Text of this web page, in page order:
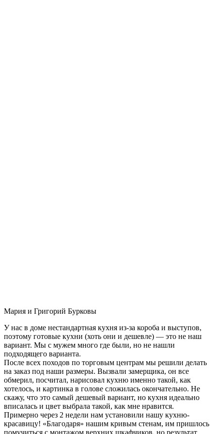
Мария и Григорий Бурковы
У нас в доме нестандартная кухня из-за короба и выступов,
поэтому готовые кухни (хоть они и дешевле) — это не наш
вариант. Мы с мужем много где были, но не нашли
подходящего варианта.
После всех походов по торговым центрам мы решили делать
на заказ под наши размеры. Вызвали замерщика, он все
обмерил, посчитал, нарисовал кухню именно такой, как
хотелось, и картинка в голове сложилась окончательно. Не
скажу, что это самый дешевый вариант, но кухня идеально
вписалась и цвет выбрала такой, как мне нравится.
Примерно через 2 недели нам установили нашу кухню-
красавицу! «Благодаря» нашим кривым стенам, им пришлось
помучиться с монтажом верхних шкафчиков, но результат